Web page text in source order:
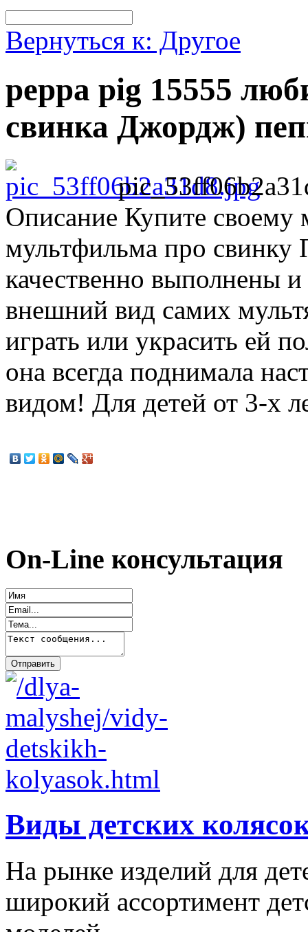
Вернуться к: Другое
peppa pig 15555
свинка Джордж)
Описание Купите
мультфильма про
качественно выполнены
внешний вид самих
играть или украсить ей
она всегда поднимала
видом! Для детей от 3-х
On-Line консультация
Виды детских
На рынке изделий для
широкий ассортимент